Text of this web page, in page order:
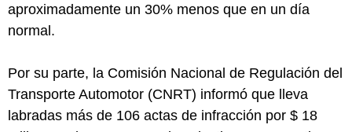
aproximadamente un 30% menos que en un día
normal.
Por su parte, la Comisión Nacional de Regulación del
Transporte Automotor (CNRT) informó que lleva
labradas más de 106 actas de infracción por $ 18